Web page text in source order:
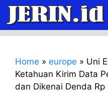
Langsung
isi
Home » europe » Uni
Ketahuan Kirim Data
dan Dikenai Denda Rp